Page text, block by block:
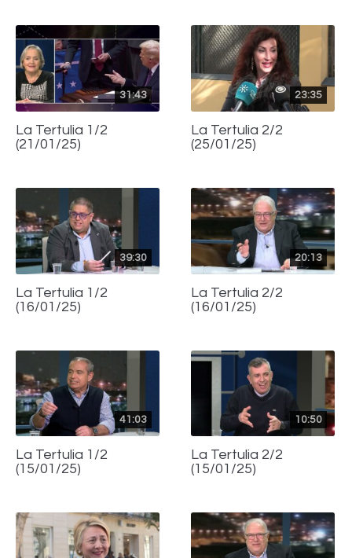
31:43
La Tertulia 1/2
(21/01/25)
23:35
La Tertulia 2/2
(25/01/25)
39:30
La Tertulia 1/2
(16/01/25)
20:13
La Tertulia 2/2
(16/01/25)
41:03
La Tertulia 1/2
(15/01/25)
10:50
La Tertulia 2/2
(15/01/25)